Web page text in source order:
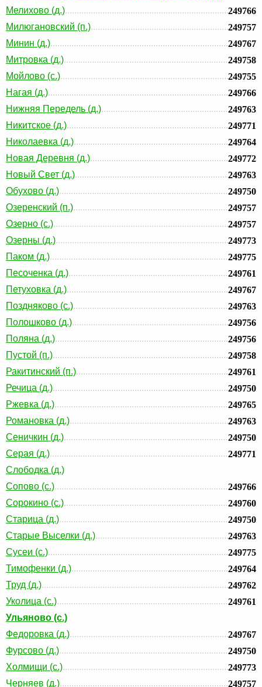
Мелихово (д.)
249766
Милюгановский (п.)
249757
Минин (д.)
249767
Митровка (д.)
249758
Мойлово (с.)
249755
Нагая (д.)
249766
Нижняя Передель (д.)
249763
Никитское (д.)
249771
Николаевка (д.)
249764
Новая Деревня (д.)
249772
Новый Свет (д.)
249763
Обухово (д.)
249750
Озеренский (п.)
249757
Озерно (с.)
249757
Озерны (д.)
249773
Паком (д.)
249775
Песоченка (д.)
249761
Петуховка (д.)
249767
Поздняково (с.)
249763
Полошково (д.)
249756
Поляна (д.)
249756
Пустой (п.)
249758
Ракитинский (п.)
249761
Речица (д.)
249750
Ржевка (д.)
249765
Романовка (д.)
249763
Сеничкин (д.)
249750
Серая (д.)
249771
Слободка (д.)
Сопово (с.)
249766
Сорокино (с.)
249760
Старица (д.)
249750
Старые Выселки (д.)
249763
Сусеи (с.)
249775
Тимофенки (д.)
249764
Труд (д.)
249762
Уколица (с.)
249761
Ульяново (с.)
Федоровка (д.)
249767
Фурсово (д.)
249750
Холмищи (с.)
249773
Черняев (д.)
249757